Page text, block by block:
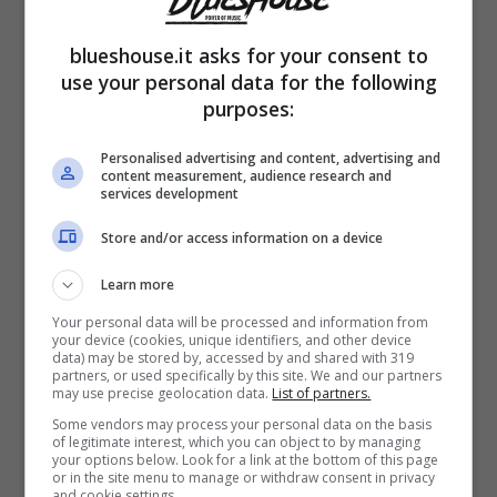
L’ex nuotatrice posta diverse storie che
hanno come protagonisti i suoi cani a cui è
affezionata e che dormono con lei. Nelle foto
non si nota molto, se non la presenza di
questi amici pelosetti che la
loro amore e caloree la Pellegrini pare
rigenerarsi. Manca poco per il parto e gli
ultimi momenti sono decisamente quelli piu’
stancanti, ecco perché godere del tepore
casalingo e delle calde coperte può
blueshouse.it asks for your consent to
use your personal data for the following
purposes:
Personalised advertising and content, advertising and
content measurement, audience research and
services development
Store and/or access information on a device
Learn more
Your personal data will be processed and information from
your device (cookies, unique identifiers, and other device
data) may be stored by, accessed by and shared with 319
partners, or used specifically by this site. We and our partners
may use precise geolocation data. List of partners.
Some vendors may process your personal data on the basis
of legitimate interest, which you can object to by managing
your options below. Look for a link at the bottom of this page
or in the site menu to manage or withdraw consent in privacy